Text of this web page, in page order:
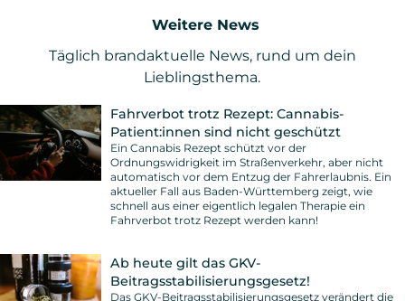
Weitere News
Täglich brandaktuelle News, rund um dein
Lieblingsthema.
Fahrverbot trotz Rezept: Cannabis-
Patient:innen sind nicht geschützt
Ein Cannabis Rezept schützt vor der
Ordnungswidrigkeit im Straßenverkehr, aber nicht
automatisch vor dem Entzug der Fahrerlaubnis. Ein
aktueller Fall aus Baden-Württemberg zeigt, wie
schnell aus einer eigentlich legalen Therapie ein
Fahrverbot trotz Rezept werden kann!
Ab heute gilt das GKV-
Beitragsstabilisierungsgesetz!
Das GKV-Beitragsstabilisierungsgesetz verändert die